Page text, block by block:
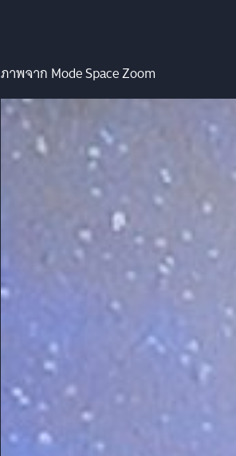
ภาพจาก Mode Space Zoom